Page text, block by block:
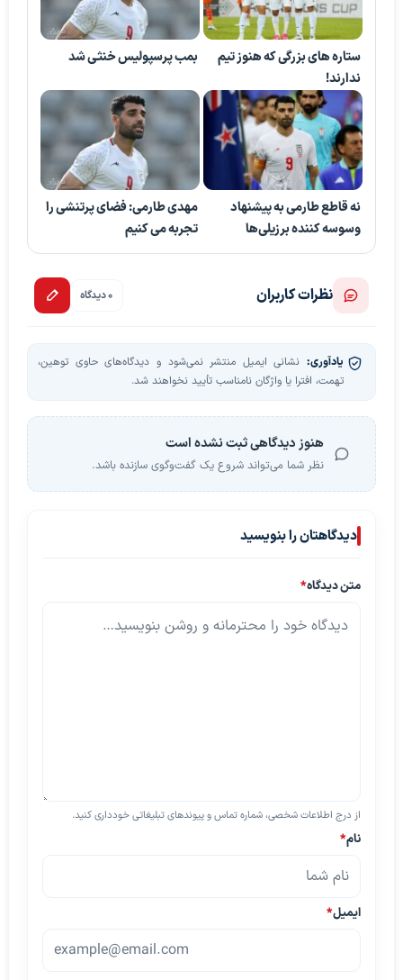
ستاره های بزرگی که هنوز تیم
ندارند!
بمب پرسپولیس خنثی شد
نه قاطع طارمی به پیشنهاد
وسوسه کننده برزیلی‌ها
مهدی طارمی: فضای پرتنشی را
تجربه می کنیم
نظرات کاربران 0 دیدگاه
یادآوری: نشانی ایمیل منتشر نمی‌شود و دیدگاه‌های حاوی توهین،
تهمت، افترا یا واژگان نامناسب تأیید نخواهند شد.
هنوز دیدگاهی ثبت نشده است
نظر شما می‌تواند شروع یک گفت‌وگوی سازنده باشد.
دیدگاهتان را بنویسید
متن دیدگاه*
از درج اطلاعات شخصی، شماره تماس و پیوندهای تبلیغاتی خودداری کنید.
نام*
ایمیل*